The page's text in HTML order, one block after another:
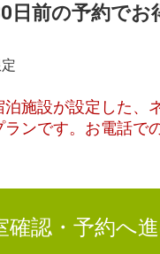
前の予約でお
泊施設が設定した、
ンです。お電話で
確認・予約へ